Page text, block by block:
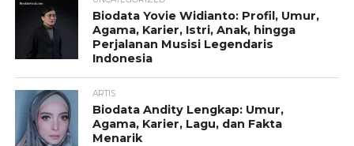
Biodata Yovie Widianto: Profil, Umur,
Agama, Karier, Istri, Anak, hingga
Perjalanan Musisi Legendaris
Indonesia
ARTIS
Biodata Andity Lengkap: Umur,
Agama, Karier, Lagu, dan Fakta
Menarik